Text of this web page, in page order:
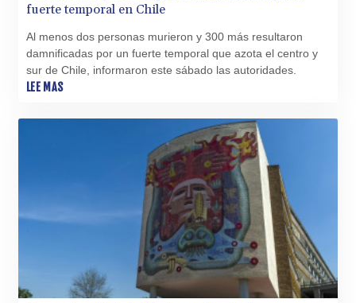
CDF 2615.761404
CHF 0.93588
CLF 0.026749
CNH 7.796152
COP 3633.55485
CRC 523.993489
CUC 1.156136
CUP 30.637594
CVE 110.26363
CZK 24.258158
DJF 205.267449
DKK 7.477932
DOP 67.289164
DZD 152.967099
fuerte temporal en Chile
Al menos dos personas murieron y 300 más resultaron
damnificadas por un fuerte temporal que azota el centro y
sur de Chile, informaron este sábado las autoridades.
LEE MAS